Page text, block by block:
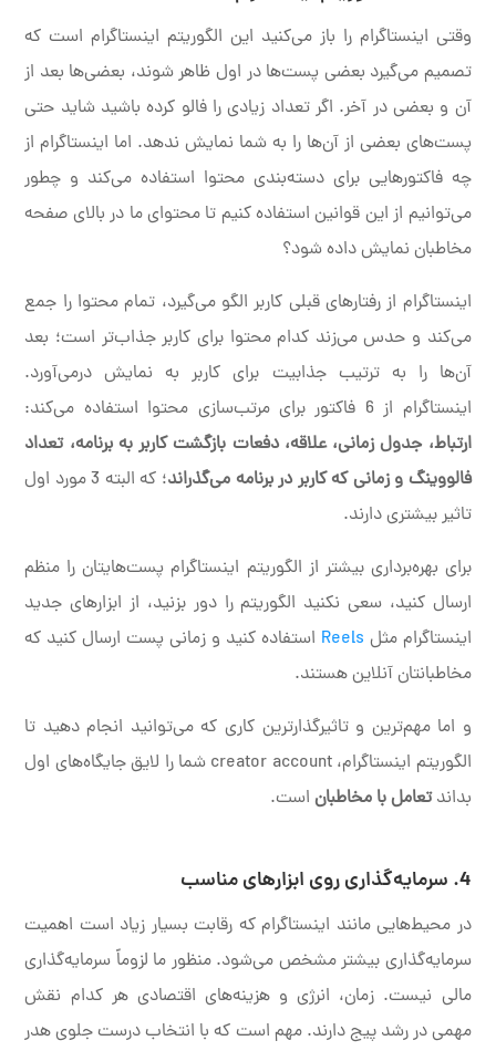
وقتی اینستاگرام را باز می‌کنید این الگوریتم اینستاگرام است که
تصمیم می‌گیرد بعضی پست‌ها در اول ظاهر شوند، بعضی‌ها بعد از
آن و بعضی در آخر. اگر تعداد زیادی را فالو کرده باشید شاید حتی
پست‌های بعضی از آن‌ها را به شما نمایش ندهد. اما اینستاگرام از
چه فاکتورهایی برای دسته‌بندی محتوا استفاده می‌کند و چطور
می‌توانیم از این قوانین استفاده کنیم تا محتوای ما در بالای صفحه
مخاطبان نمایش داده شود؟
اینستاگرام از رفتارهای قبلی کاربر الگو می‌گیرد، تمام محتوا را جمع
می‌کند و حدس می‌زند کدام محتوا برای کاربر جذاب‌تر است؛ بعد
آن‌ها را به ترتیب جذابیت برای کاربر به نمایش درمی‌آورد.
اینستاگرام از 6 فاکتور برای مرتب‌سازی محتوا استفاده می‌کند:
ارتباط، جدول زمانی، علاقه، دفعات بازگشت کاربر به برنامه، تعداد
فالووینگ و زمانی که کاربر در برنامه می‌گذراند
؛ که البته 3 مورد اول
تاثیر بیشتری دارند.
برای بهره‌برداری بیشتر از الگوریتم اینستاگرام پست‌هایتان را منظم
ارسال کنید، سعی نکنید الگوریتم را دور بزنید، از ابزارهای جدید
اینستاگرام مثل Reels استفاده کنید و زمانی پست ارسال کنید که
مخاطبانتان آنلاین هستند.
و اما مهم‌ترین و تاثیرگذارترین کاری که می‌توانید انجام دهید تا
الگوریتم اینستاگرام، creator account شما را لایق جایگاه‌های اول
بداندتعامل با مخاطبان است.
4. سرمایه‌گذاری روی ابزارهای مناسب
در محیط‌هایی مانند اینستاگرام که رقابت بسیار زیاد است اهمیت
سرمایه‌گذاری بیشتر مشخص می‌شود. منظور ما لزوماً سرمایه‌گذاری
مالی نیست. زمان، انرژی و هزینه‌های اقتصادی هر کدام نقش
مهمی در رشد پیج دارند. مهم است که با انتخاب درست جلوی هدر